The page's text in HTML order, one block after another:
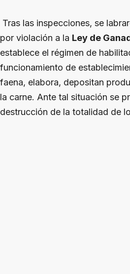
Tras las inspecciones, se
por violación a la Ley de
establece el régimen de
funcionamiento de
faena, elabora, depositan
la carne. Ante tal situación se
destrucción de la totalidad de